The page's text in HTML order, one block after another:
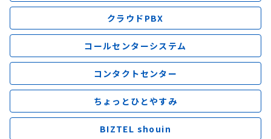
クラウドPBX
コールセンターシステム
コンタクトセンター
ちょっとひとやすみ
BIZTEL shouin